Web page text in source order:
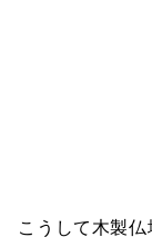
こうして木製